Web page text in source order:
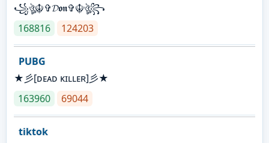
꧁ঔৣ☬✞𝓓𝖔𝖓✞☬ঔৣ꧂
168816
124203
PUBG
★彡[ᴅᴇᴀᴅ ᴋɪʟʟᴇʀ]彡★
163960
69044
tiktok